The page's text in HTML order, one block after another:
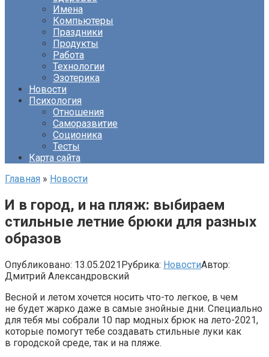
Имена
Компьютеры
Праздники
Продукты
Работа
Технологии
Эзотерика
Новости
Психология
Отношения
Саморазвитие
Соционика
Тесты
Карта сайта
Главная » Новости
И в город, и на пляж: выбираем
стильные летние брюки для разных
образов
Опубликовано: 13.05.2021Рубрика: НовостиАвтор:
Дмитрий Александровский
Весной и летом хочется носить что-то легкое, в чем
не будет жарко даже в самые знойные дни. Специально
для тебя мы собрали 10 пар модных брюк на лето-2021,
которые помогут тебе создавать стильные луки как
в городской среде, так и на пляже.